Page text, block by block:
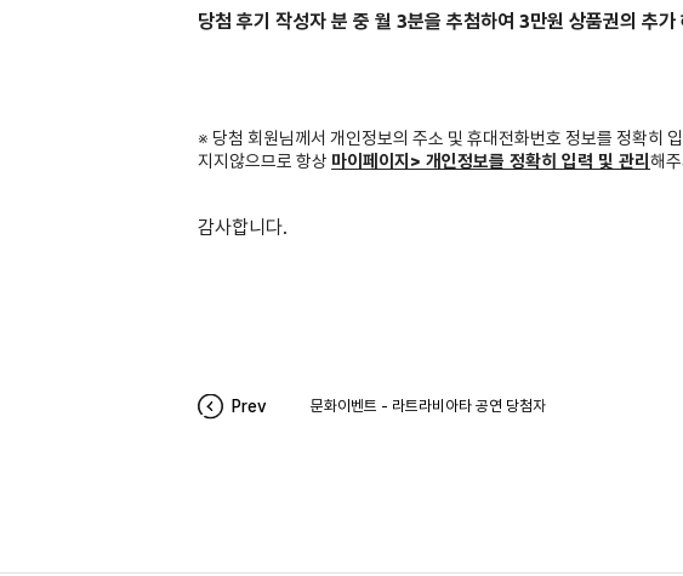
당첨 후기 작성자 분 중 월 3분을 추첨하여 3만원 상품권의 추
※ 당첨 회원님께서 개인정보의 주소 및 휴대전화번호 정보를 정확히
지지않으므로 항상 마이페이지> 개인정보를 정확히 입력 및 관리해
감사합니다.
Prev 문화이벤트 - 라트라비아타 공연 당첨자